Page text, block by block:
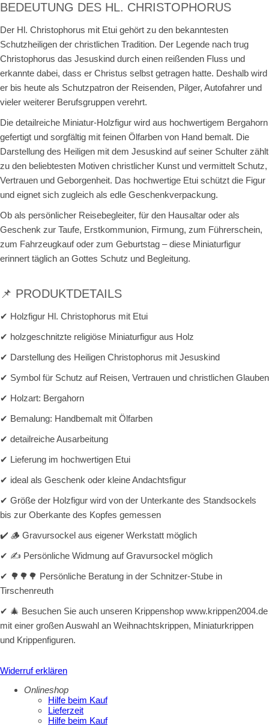
BEDEUTUNG DES HL. CHRISTOPHORUS
Der Hl. Christophorus mit Etui gehört zu den bekanntesten
Schutzheiligen der christlichen Tradition. Der Legende nach trug
Christophorus das Jesuskind durch einen reißenden Fluss und
erkannte dabei, dass er Christus selbst getragen hatte. Deshalb wird
er bis heute als Schutzpatron der Reisenden, Pilger, Autofahrer und
vieler weiterer Berufsgruppen verehrt.
Die detailreiche Miniatur-Holzfigur wird aus hochwertigem Bergahorn
gefertigt und sorgfältig mit feinen Ölfarben von Hand bemalt. Die
Darstellung des Heiligen mit dem Jesuskind auf seiner Schulter zählt
zu den beliebtesten Motiven christlicher Kunst und vermittelt Schutz,
Vertrauen und Geborgenheit. Das hochwertige Etui schützt die Figur
und eignet sich zugleich als edle Geschenkverpackung.
Ob als persönlicher Reisebegleiter, für den Hausaltar oder als
Geschenk zur Taufe, Erstkommunion, Firmung, zum Führerschein,
zum Fahrzeugkauf oder zum Geburtstag – diese Miniaturfigur
erinnert täglich an Gottes Schutz und Begleitung.
📌 PRODUKTDETAILS
✔ Holzfigur Hl. Christophorus mit Etui
✔ holzgeschnitzte religiöse Miniaturfigur aus Holz
✔ Darstellung des Heiligen Christophorus mit Jesuskind
✔ Symbol für Schutz auf Reisen, Vertrauen und christlichen Glauben
✔ Holzart: Bergahorn
✔ Bemalung: Handbemalt mit Ölfarben
✔ detailreiche Ausarbeitung
✔ Lieferung im hochwertigen Etui
✔ ideal als Geschenk oder kleine Andachtsfigur
✔ Größe der Holzfigur wird von der Unterkante des Standsockels
bis zur Oberkante des Kopfes gemessen
✔ 🪵 Gravursockel aus eigener Werkstatt möglich
✔ ✍️ Persönliche Widmung auf Gravursockel möglich
✔ 🌳🌳🌳 Persönliche Beratung in der Schnitzer-Stube in
Tirschenreuth
✔ 🎄 Besuchen Sie auch unseren Krippenshop www.krippen2004.de
mit einer großen Auswahl an Weihnachtskrippen, Miniaturkrippen
und Krippenfiguren.
Widerruf erklären
Onlineshop
Hilfe beim Kauf
Lieferzeit
Hilfe beim Kauf